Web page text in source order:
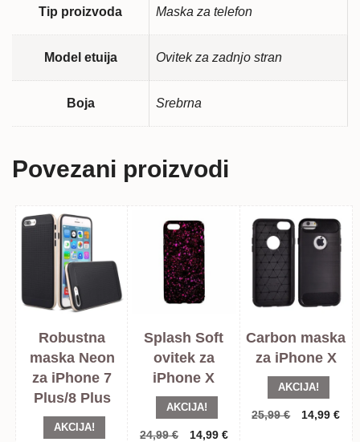
Tip proizvoda Maska za telefon
Model etuija Ovitek za zadnjo stran
Boja Srebrna
Povezani proizvodi
Robustna
maska Neon
za iPhone 7
Plus/8 Plus
AKCIJA!
Splash Soft
ovitek za
iPhone X
AKCIJA!
24,99€
Izvorna
14,99 €Trenutna
Carbon maska
za iPhone X
AKCIJA!
25,99€
Izvorna
14,99€